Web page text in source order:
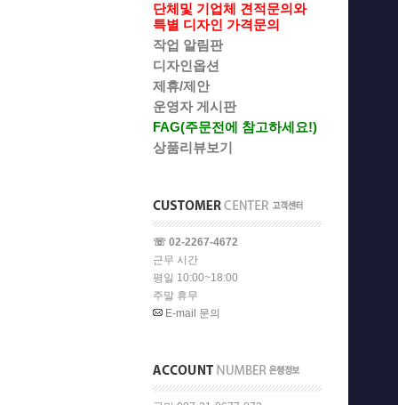
단체및 기업체 견적문의와
특별 디자인 가격문의
작업 알림판
디자인옵션
제휴/제안
운영자 게시판
FAG(주문전에 참고하세요!)
상품리뷰보기
☏ 02-2267-4672
근무 시간
평일 10:00~18:00
주말 휴무
E-mail 문의